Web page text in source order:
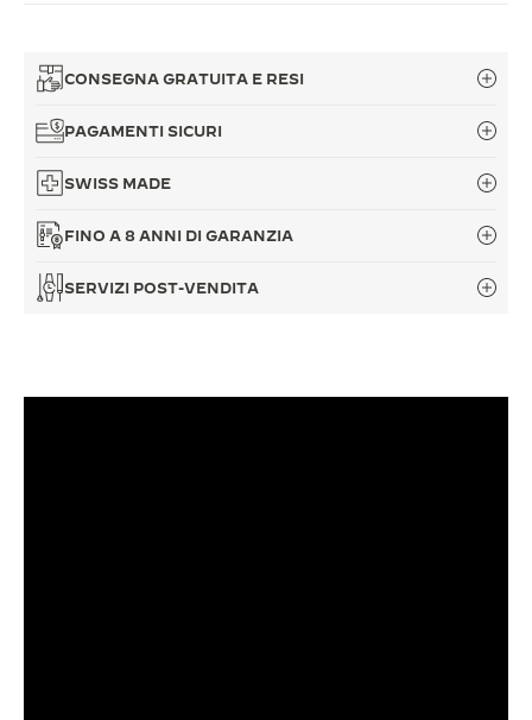
CONSEGNA GRATUITA E RESI
PAGAMENTI SICURI
SWISS MADE
FINO A 8 ANNI DI GARANZIA
SERVIZI POST-VENDITA